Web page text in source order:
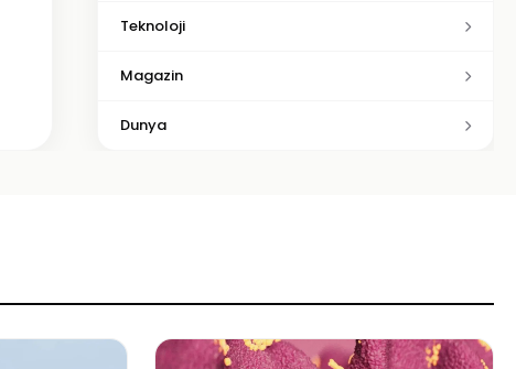
Teknoloji
Magazin
Dunya